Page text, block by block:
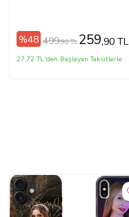
%48 499,90 TL 259,90 TL
27,72 TL'den Başlayan Taksitlerle